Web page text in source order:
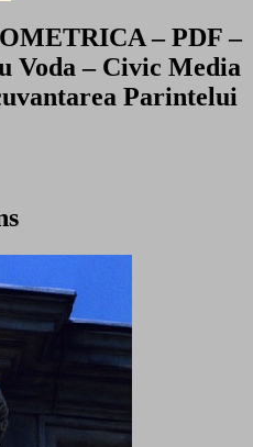
– PDF –
Voda – Civic Media
Parintelui